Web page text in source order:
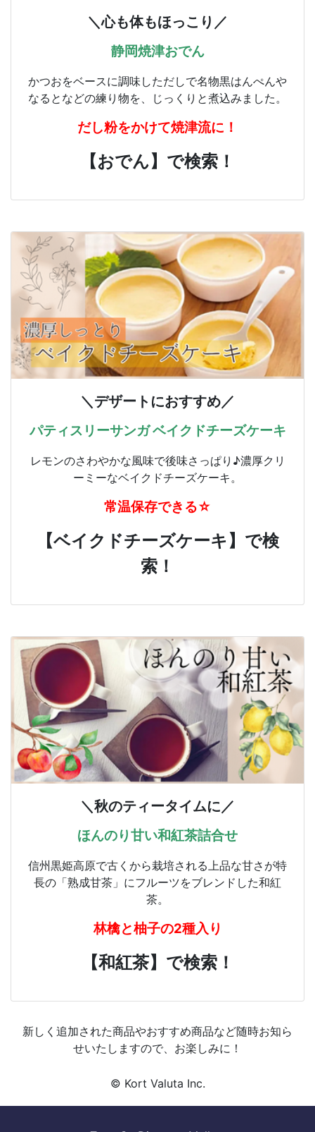
＼心も体もほっこり／
静岡焼津おでん
かつおをベースに調味しただしで名物黒はんぺんや
なるとなどの練り物を、じっくりと煮込みました。
だし粉をかけて焼津流に！
【おでん】で検索！
＼デザートにおすすめ／
パティスリーサンガ ベイクドチーズケーキ
レモンのさわやかな風味で後味さっぱり♪濃厚クリ
ーミーなベイクドチーズケーキ。
常温保存できる☆
【ベイクドチーズケーキ】で検
索！
＼秋のティータイムに／
ほんのり甘い和紅茶詰合せ
信州黒姫高原で古くから栽培される上品な甘さが特
長の「熟成甘茶」にフルーツをブレンドした和紅
茶。
林檎と柚子の2種入り
【和紅茶】で検索！
新しく追加された商品やおすすめ商品など随時お知ら
せいたしますので、お楽しみに！
© Kort Valuta Inc.